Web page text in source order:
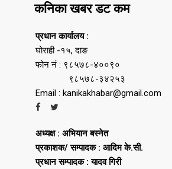
कनिका खबर डट कम
प्रधान कार्यालय :
घोराही -१५, दाङ
फोन नं : ९८५७८-४००९०
९८५७८-३४२५३
Email : kanikakhabar@gmail.com
अध्यक्ष : अभियान बस्नेत
प्रकाशक/ सम्पादक : आदिम के.सी.
प्रधान सम्पादक : यादव गिरी